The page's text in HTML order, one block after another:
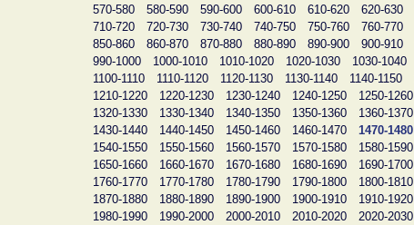
570-580
580-590 590-600 600-610 610-620 620-630
710-720
720-730 730-740 740-750 750-760 760-770
850-860
860-870 870-880 880-890 890-900 900-910
990-1000
1000-1010 1010-1020 1020-1030 1030-1040
1100-1110
1110-1120 1120-1130 1130-1140 1140-1150
1210-1220
1220-1230 1230-1240 1240-1250 1250-1260
1320-1330
1330-1340 1340-1350 1350-1360 1360-1370
1430-1440
1440-1450 1450-1460 1460-1470 1470-1480
1540-1550
1550-1560 1560-1570 1570-1580 1580-1590
1650-1660
1660-1670 1670-1680 1680-1690 1690-1700
1760-1770
1770-1780 1780-1790 1790-1800 1800-1810
1870-1880
1880-1890 1890-1900 1900-1910 1910-1920
1980-1990
1990-2000 2000-2010 2010-2020 2020-2030